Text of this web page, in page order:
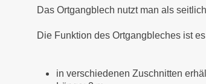
Das Ortgangblech nutzt man als
Die Funktion des Ortgangbleches ist
in verschiedenen Zuschnitten